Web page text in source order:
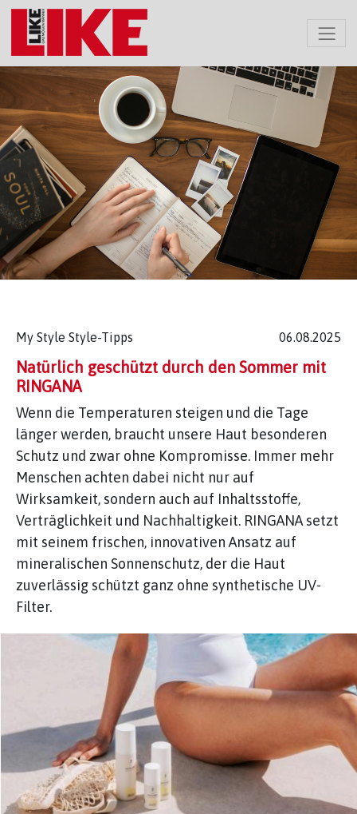
My Style Style-Tipps 06.08.2025
Natürlich geschützt durch den Sommer mit
RINGANA
Wenn die Temperaturen steigen und die Tage
länger werden, braucht unsere Haut besonderen
Schutz und zwar ohne Kompromisse. Immer mehr
Menschen achten dabei nicht nur auf
Wirksamkeit, sondern auch auf Inhaltsstoffe,
Verträglichkeit und Nachhaltigkeit. RINGANA setzt
mit seinem frischen, innovativen Ansatz auf
mineralischen Sonnenschutz, der die Haut
zuverlässig schützt ganz ohne synthetische UV-
Filter.